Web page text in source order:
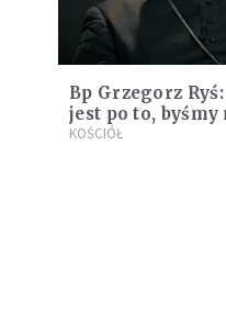
Bp Grzegorz
jest po to,
śmierci
KOŚCIÓŁ